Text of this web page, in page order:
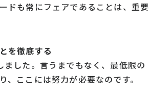
ドも常にフェアであることは、重要
を徹底する
した。言うまでもなく、最低限の
ここには努力が必要なのです。